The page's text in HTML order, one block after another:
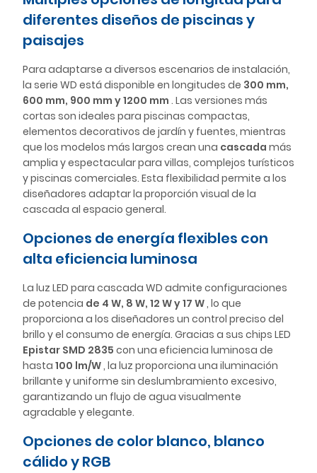
diferentes diseños de piscinas y
paisajes
Para adaptarse a diversos escenarios de instalación,
la serie WD está disponible en longitudes de 300 mm,
600 mm, 900 mm y 1200 mm . Las versiones más
cortas son ideales para piscinas compactas,
elementos decorativos de jardín y fuentes, mientras
que los modelos más largos crean una cascada más
amplia y espectacular para villas, complejos turísticos
y piscinas comerciales. Esta flexibilidad permite a los
diseñadores adaptar la proporción visual de la
cascada al espacio general.
Opciones de energía flexibles con
alta eficiencia luminosa
La luz LED para cascada WD admite configuraciones
de potencia de 4 W, 8 W, 12 W y 17 W, lo que
proporciona a los diseñadores un control preciso del
brillo y el consumo de energía. Gracias a sus chips LED
Epistar SMD 2835 con una eficiencia luminosa de
hasta 100 lm/W, la luz proporciona una iluminación
brillante y uniforme sin deslumbramiento excesivo,
garantizando un flujo de agua visualmente
agradable y elegante.
Opciones de color blanco, blanco
cálido y RGB